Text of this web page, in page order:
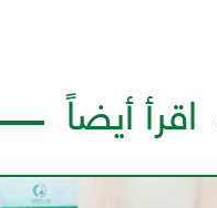
اقرأ أيضاً